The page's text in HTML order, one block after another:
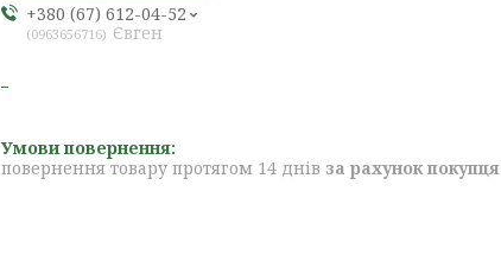
+380 (67) 612-04-52
0963656716 Євген
повернення товару протягом 14 днів за рахунок покупця